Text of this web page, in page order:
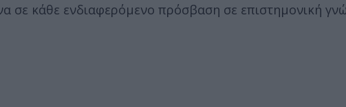
σε κάθε ενδιαφερόμενο πρόσβαση σε επιστημονική